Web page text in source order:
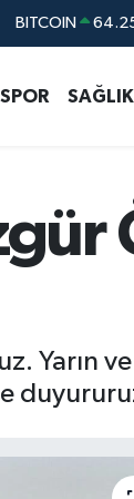
DOLAR
STERLİN
BITCOIN
SPOR SAĞLIK
Yarın